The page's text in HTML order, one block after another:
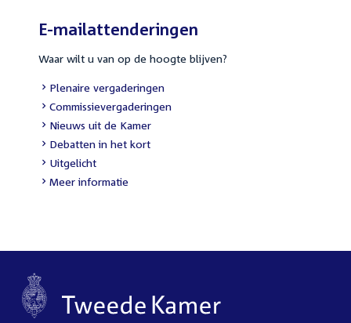
E-mailattenderingen
Waar wilt u van op de hoogte blijven?
External
link:
Plenaire vergaderingen
External
link:
Commissievergaderingen
External
link:
Nieuws uit de Kamer
External
link:
Debatten in het kort
External
link:
Uitgelicht
Meer informatie